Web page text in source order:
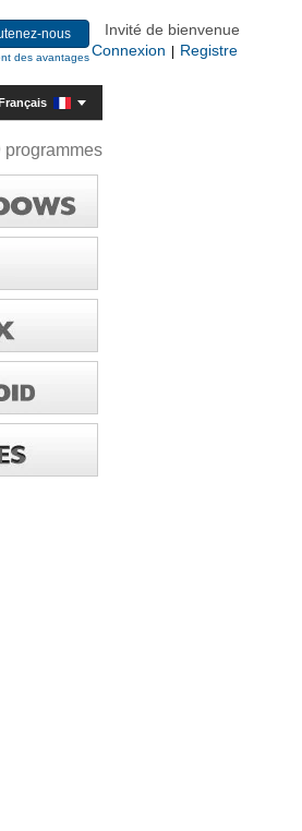
nous
des avantages
Invité de bienvenue
Connexion
Registre
programmes